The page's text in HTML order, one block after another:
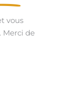
vous
Merci de